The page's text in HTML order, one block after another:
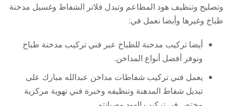
وتصليح وتنظيف هود المطاعم وتبدل فلاتر الشفاط وغسيل مدخنة
طباخ وغيرها وأيضا نعمل في:
أيضا تركيب مدخنة للطباخ عبر فني تركيب مدخنة طباخ
ونوفر أفضل أنواع المداخن.
يعمل فني تركيب شفاطات مداخن عبدالله مبارك على
تبديل شفاط المدهنة وتنظيفه وخبرة فني تهوية مركزية